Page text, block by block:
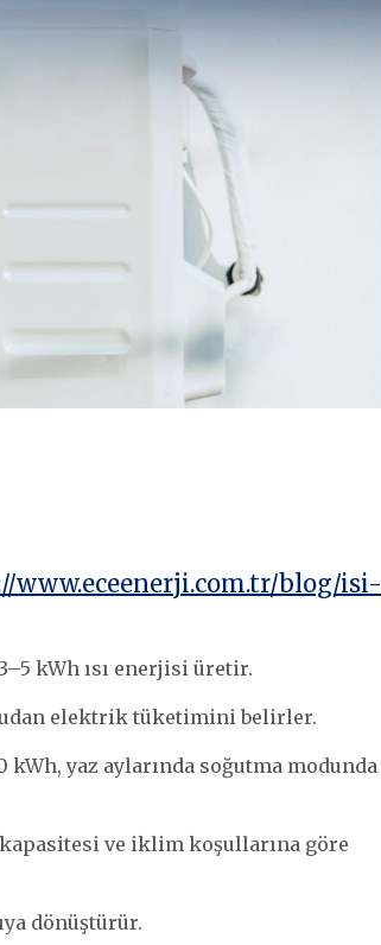
www.eceenerji.com.tr/blog/isi-
kWh ısı enerjisi üretir.
elektrik tüketimini belirler.
kWh, yaz aylarında soğutma modunda
kapasitesi ve iklim koşullarına göre
dönüştürür.